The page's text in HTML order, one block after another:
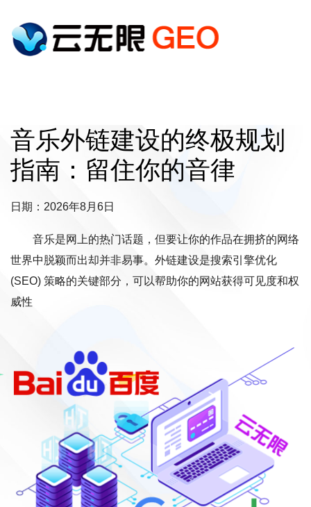
音乐外链建设的终极规划
指南：留住你的音律
日期：2026年8月6日
音乐是网上的热门话题，但要让你的作品在拥挤的网络
世界中脱颖而出却并非易事。外链建设是搜索引擎优化
(SEO) 策略的关键部分，可以帮助你的网站获得可见度和权
威性